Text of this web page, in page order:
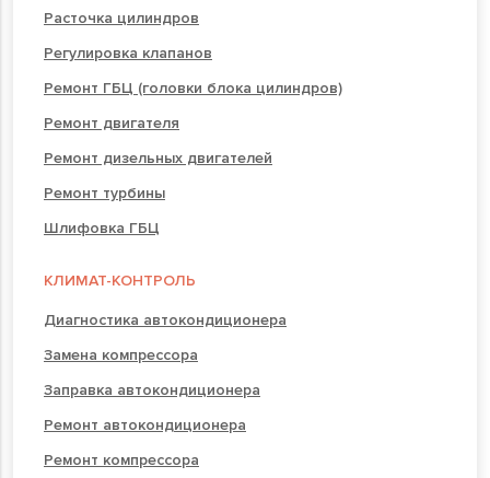
Расточка цилиндров
Регулировка клапанов
Ремонт ГБЦ (головки блока цилиндров)
Ремонт двигателя
Ремонт дизельных двигателей
Ремонт турбины
Шлифовка ГБЦ
КЛИМАТ-КОНТРОЛЬ
Диагностика автокондиционера
Замена компрессора
Заправка автокондиционера
Ремонт автокондиционера
Ремонт компрессора